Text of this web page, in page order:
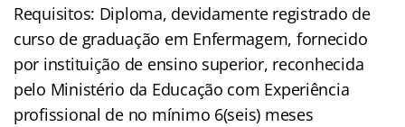
Requisitos: Diploma, devidamente registrado de
curso de graduação em Enfermagem, fornecido
por instituição de ensino superior, reconhecida
pelo Ministério da Educação com Experiência
profissional de no mínimo 6(seis) meses